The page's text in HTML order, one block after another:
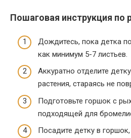
Пошаговая инструкция
Дождитесь, пока детка
как минимум 5-7 листьев.
Аккуратно отделите
растения, стараясь не
Подготовьте горшок с
подходящей для
Посадите детку в